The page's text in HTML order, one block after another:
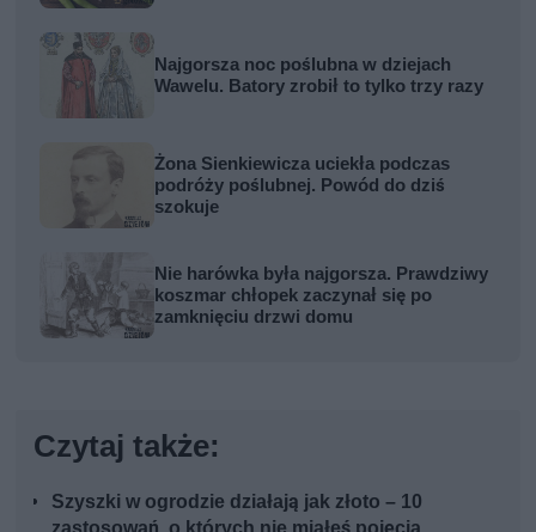
Najgorsza noc poślubna w dziejach
Wawelu. Batory zrobił to tylko trzy razy
Żona Sienkiewicza uciekła podczas
podróży poślubnej. Powód do dziś
szokuje
Nie harówka była najgorsza. Prawdziwy
koszmar chłopek zaczynał się po
zamknięciu drzwi domu
Czytaj także:
Szyszki w ogrodzie działają jak złoto – 10